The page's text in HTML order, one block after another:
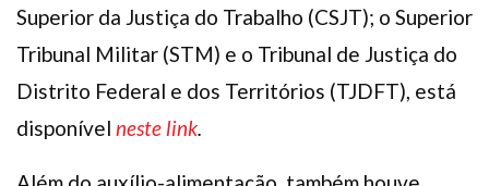
Superior da Justiça do Trabalho (CSJT); o Superior
Tribunal Militar (STM) e o Tribunal de Justiça do
Distrito Federal e dos Territórios (TJDFT), está
disponível neste link.